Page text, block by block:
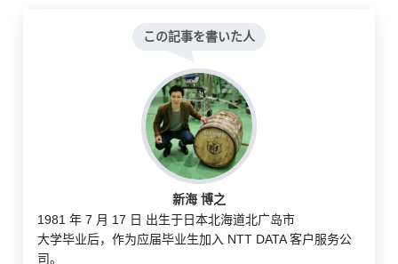
この記事を書いた人
新海 博之
1981 年 7 月 17 日 出生于日本北海道北广岛市
大学毕业后，作为应届毕业生加入 NTT DATA 客户服务公
司。